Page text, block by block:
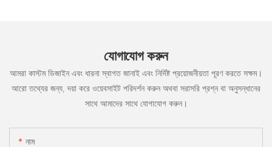
যোগাযোগ করুন
আমরা কাস্টম ডিজাইন এবং ধারনা স্বাগত জানাই এবং নির্দিষ্ট প্রয়োজনীয়তা পূরণ করতে সক্ষম।
আরো তথ্যের জন্য, দয়া করে ওয়েবসাইট পরিদর্শন করুন অথবা সরাসরি প্রশ্ন বা অনুসন্ধানের
সাথে আমাদের সাথে যোগাযোগ করুন।
নাম